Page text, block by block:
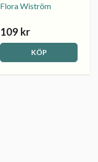
Flora Wiström
109 kr
KÖP